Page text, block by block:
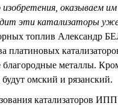
изобретения, оказываем
эти катализаторы
топлив Александр
платиновых
металлы.
омский и рязанский.
катализаторов